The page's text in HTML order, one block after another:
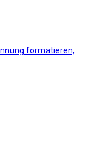
formatieren,